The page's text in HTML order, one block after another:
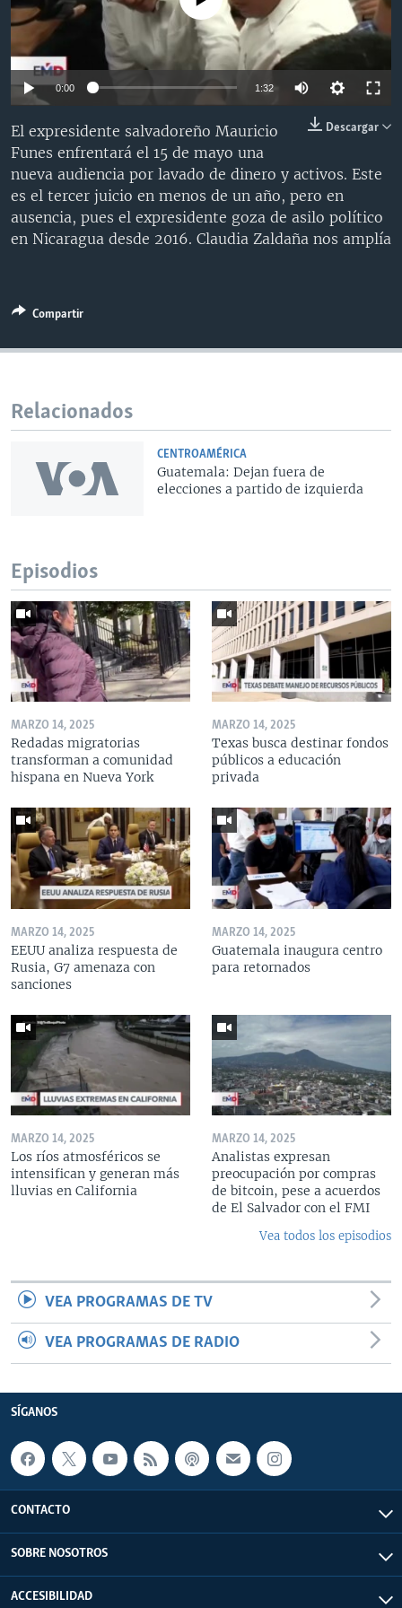
VENEZUELA
BRASIL
NICARAGUA
ECONOMÍA
ENTRETENIMIENTO Y CULTURA
TECNOLOGÍA
CIENCIA Y SALUD
MULTIMEDIA
VIDEOS
FOTOGRAFÍA
PROGRAMAS TV
EL MUNDO AL DÍA
VISIÓN 360
LAS CLAVES
PANORAMA
RADIO
AUDIONOTICIAS
BUENOS DÍAS AMÉRICA
ESTADOS UNIDOS AL DÍA
EL MUNDO AL DÍA [RADIO]
DEPORTIVO INTERNACIONAL
DOCUMENTALES DE LA VOA
Learning English
SÍGANOS
0:00 1:32
Descargar
El expresidente salvadoreño Mauricio
Funes enfrentará el 15 de mayo una
nueva audiencia por lavado de dinero y activos. Este
es el tercer juicio en menos de un año, pero en
ausencia, pues el expresidente goza de asilo político
en Nicaragua desde 2016. Claudia Zaldaña nos amplía
Compartir
Relacionados
CENTROAMÉRICA
Guatemala: Dejan fuera de
elecciones a partido de izquierda
Episodios
MARZO 14, 2025
Redadas migratorias
transforman a comunidad
hispana en Nueva York
MARZO 14, 2025
Texas busca destinar fondos
públicos a educación
privada
MARZO 14, 2025
EEUU analiza respuesta de
Rusia, G7 amenaza con
sanciones
MARZO 14, 2025
Guatemala inaugura centro
para retornados
MARZO 14, 2025
Los ríos atmosféricos se
intensifican y generan más
lluvias en California
MARZO 14, 2025
Analistas expresan
preocupación por compras
de bitcoin, pese a acuerdos
de El Salvador con el FMI
Vea todos los episodios
VEA PROGRAMAS DE TV
VEA PROGRAMAS DE RADIO
SÍGANOS
CONTACTO
SOBRE NOSOTROS
ACCESIBILIDAD